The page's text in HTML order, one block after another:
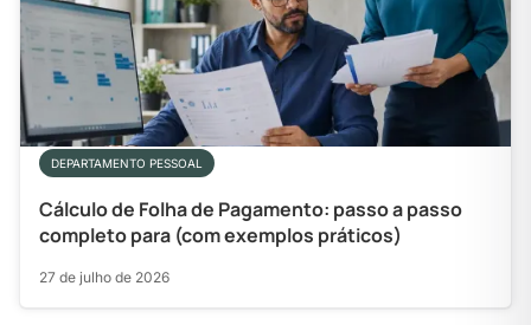
DEPARTAMENTO PESSOAL
Cálculo de Folha de Pagamento: passo a passo
completo para (com exemplos práticos)
27 de julho de 2026